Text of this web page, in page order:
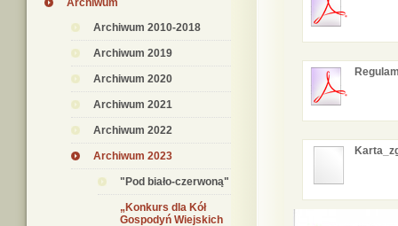
Archiwum
Archiwum 2010-2018
Archiwum 2019
Archiwum 2020
Archiwum 2021
Archiwum 2022
Archiwum 2023
"Pod biało-czerwoną"
„Konkurs dla Kół
Gospodyń Wiejskich